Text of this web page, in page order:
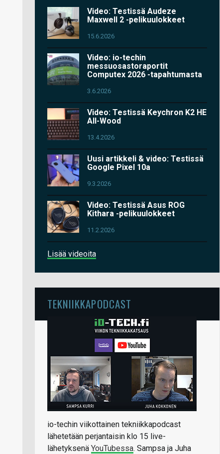
Video: Testissä Audeze
Maxwell 2 -pelikuulokkeet
15.6.2026
Video: io-techin
messuosastoraportit
Computex 2026 -tapahtumasta
3.6.2026
Video: Testissä Keychron K2 HE
All-Wood
13.4.2026
Uusi artikkeli & video: Testissä
Google Pixel 10a
9.3.2026
Video: Testissä Asus ROG
Kithara -pelikuulokkeet
11.2.2026
Lisää videoita
TEKNIIKKAPODCAST
io-techin viikottainen tekniikkapodcast
lähetetään perjantaisin klo 15 live-
lähetyksenä YouTubessa. Sampsa ja Juha